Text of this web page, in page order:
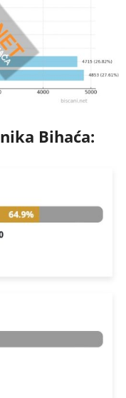
Bihaća: